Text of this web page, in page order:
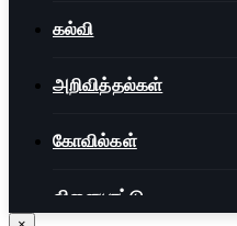
கல்வி
அறிவித்தல்கள்
கோவில்கள்
விளையாட்டு